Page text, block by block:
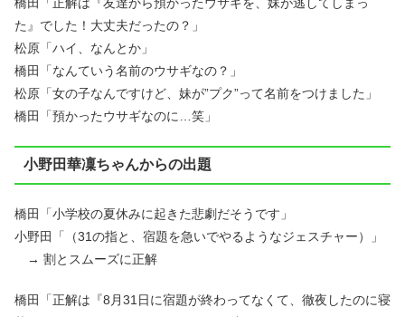
橋田「正解は『友達から預かったウサギを、妹が逃してしまっ
た』でした！大丈夫だったの？」
松原「ハイ、なんとか」
橋田「なんていう名前のウサギなの？」
松原「女の子なんですけど、妹が”プク”って名前をつけました」
橋田「預かったウサギなのに…笑」
小野田華凜ちゃんからの出題
橋田「小学校の夏休みに起きた悲劇だそうです」
小野田「（31の指と、宿題を急いでやるようなジェスチャー）」
→ 割とスムーズに正解
橋田「正解は『8月31日に宿題が終わってなくて、徹夜したのに寝